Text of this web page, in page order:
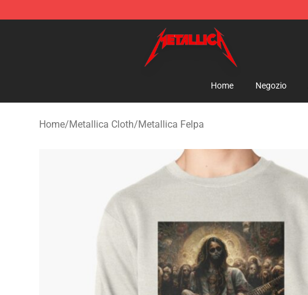
Metallica Store - Official Metallica Merchandise Shop
Home Negozio
Home/Metallica Cloth/Metallica Felpa